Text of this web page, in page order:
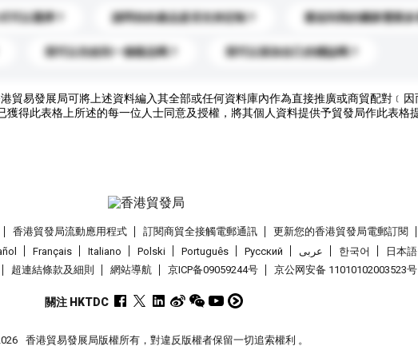
可以選擇？ 請問你的產品是否支持定制？ 運送到我的國家需要多
我可以先收到一個樣品嗎？ 我可以添加自己的標誌嗎？
貿易發展局可將上述資料編入其全部或任何資料庫內作為直接推廣或商貿配對﹝
得此表格上所述的每一位人士同意及授權，將其個人資料提供予貿發局作此表格
香港貿發局流動應用程式 訂閱商貿全接觸電郵通訊 更新您的香港貿發局電郵訂閱
Français Italiano Polski Português Pусский عربى 한국어
日本語
超連結條款及細則 網站導航 京ICP备09059244号 京公网安备 11010102003523号
關注 HKTDC
香港貿易發展局版權所有，對違反版權者保留一切追索權利 。